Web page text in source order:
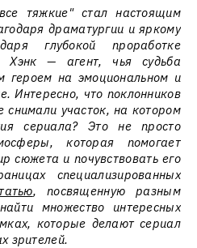
тяжкие" стал настоящим
драматургии и яркому
глубокой проработке
Хэнк — агент, чья судьба
героем на эмоциональном и
Интересно, что поклонников
снимали участок, на котором
сериала? Это не просто
которая помогает
сюжета и почувствовать его
специализированных
, посвященную разным
множество интересных
которые делают сериал
зрителей.